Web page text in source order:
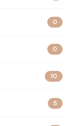
0
0
10
5